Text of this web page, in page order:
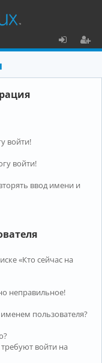
о
и
войти!
войти!
ввод имени и
«Кто сейчас на
неправильное!
пользователя?
войти на